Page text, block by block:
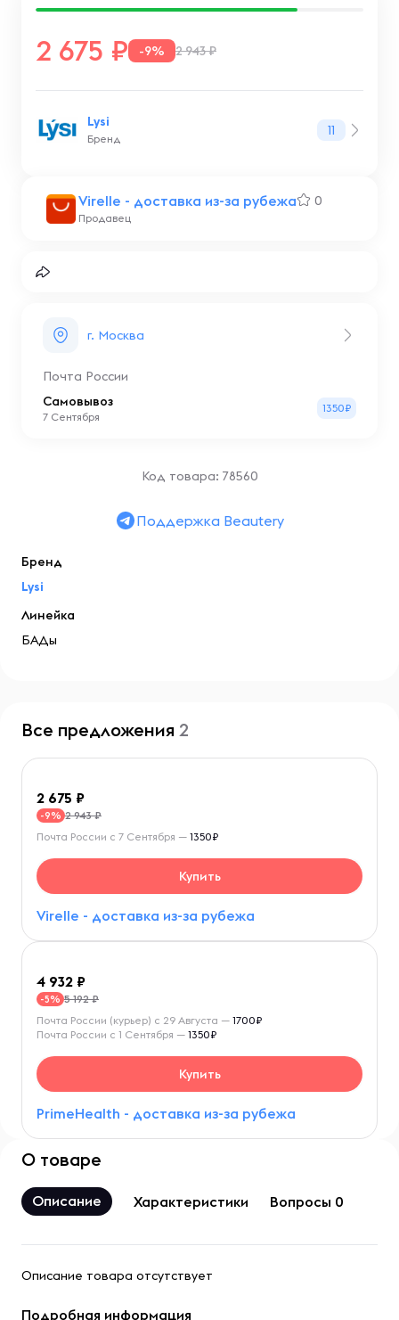
Virelle - доставка из-за рубежа 0
Продавец
2 675 -9% 2 943 ₽
Lysi
Бренд
11
г. Москва
Почта России
Самовывоз
7 Сентября
1350₽
Код товара: 78560
Поддержка Beautery
Бренд
Lysi
Линейка
БАДы
Все предложения 2
2 675
-9% 2 943 ₽
Virelle - доставка из-за рубежа
Почта России с 7 Сентября — 1350₽
Купить
4 932
-5% 5 192 ₽
PrimeHealth - доставка из-за рубежа
Почта России (курьер) с 29 Августа — 1700₽
Почта России с 1 Сентября — 1350₽
Купить
О товаре
Описание Характеристики Вопросы 0
Описание товара отсутствует
Подробная информация